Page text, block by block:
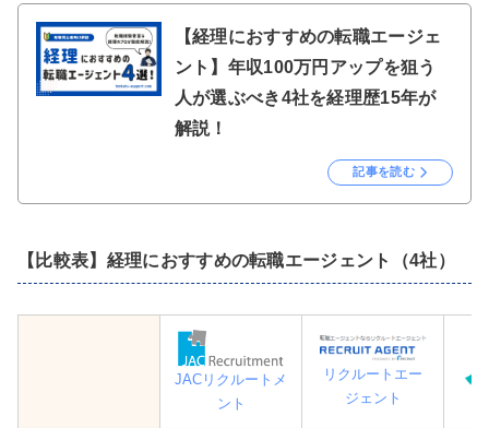
【経理におすすめの転職エージェ
ント】年収100万円アップを狙う
人が選ぶべき4社を経理歴15年が
解説！
記事を読む
【比較表】経理におすすめの転職エージェント（4社）
JACリクルートメ
ント
リクルートエー
ジェント